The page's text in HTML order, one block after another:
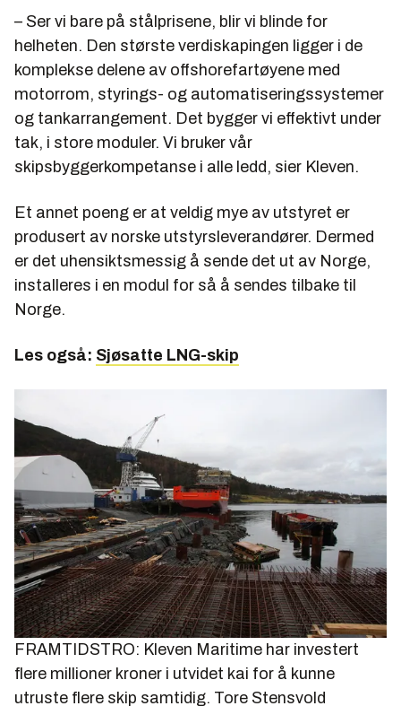
– Ser vi bare på stålprisene, blir vi blinde for
helheten. Den største verdiskapingen ligger i de
komplekse delene av offshorefartøyene med
motorrom, styrings- og automatiseringssystemer
og tankarrangement. Det bygger vi effektivt under
tak, i store moduler. Vi bruker vår
skipsbyggerkompetanse i alle ledd, sier Kleven.
Et annet poeng er at veldig mye av utstyret er
produsert av norske utstyrsleverandører. Dermed
er det uhensiktsmessig å sende det ut av Norge,
installeres i en modul for så å sendes tilbake til
Norge.
Les også: Sjøsatte LNG-skip
FRAMTIDSTRO: Kleven Maritime har investert
flere millioner kroner i utvidet kai for å kunne
utruste flere skip samtidig. Tore Stensvold